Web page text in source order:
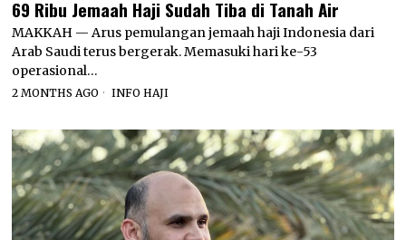
69 Ribu Jemaah Haji Sudah Tiba di Tanah Air
MAKKAH — Arus pemulangan jemaah haji Indonesia dari
Arab Saudi terus bergerak. Memasuki hari ke-53
operasional…
2 MONTHS AGO INFO HAJI